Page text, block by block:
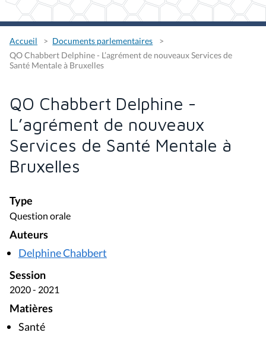
Accueil
Documents parlementaires
QO Chabbert Delphine - L’agrément de nouveaux Services de
Santé Mentale à Bruxelles
QO Chabbert Delphine -
L’agrément de nouveaux
Services de Santé Mentale à
Bruxelles
Type
Question orale
Auteurs
Delphine Chabbert
Session
2020 - 2021
Matières
Santé